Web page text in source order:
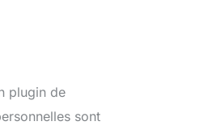
plugin de
sont